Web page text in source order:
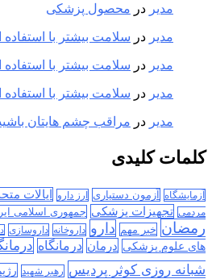
مدیر در محصول پزشکی
مدیر در سلامت بیشتر با استفاده
مدیر در سلامت بیشتر با استفاده
مدیر در سلامت بیشتر با استفاده
مدیر در مراقب چشم هایتان
کلمات کلیدی
آزمایشگاه آزمون دستیاری ارز دارو ایالات
مردمی تجهیزات پزشکی جمهوری اسلامی
رمضان خبر مهم دارو داروخانه داروسازی
های علوم پزشکی درمان درمانگاه
شبانه روزی کوثر پردیس رهبر شهید